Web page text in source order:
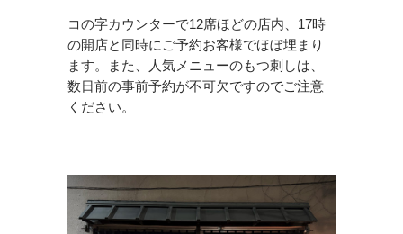
コの字カウンターで12席ほどの店内、17時
の開店と同時にご予約お客様でほぼ埋まり
ます。また、人気メニューのもつ刺しは、
数日前の事前予約が不可欠ですのでご注意
ください。